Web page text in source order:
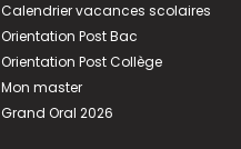
Calendrier vacances scolaires
Orientation Post Bac
Orientation Post Collège
Mon master
Grand Oral 2026